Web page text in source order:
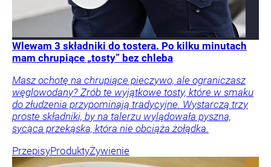
Wlewam 3 składniki do tostera. Po kilku minutach
mam chrupiące „tosty” bez chleba
Masz ochotę na chrupiące pieczywo, ale ograniczasz
węglowodany? Zrób te wyjątkowe tosty, które w smaku
do złudzenia przypominają tradycyjne. Wystarczą trzy
proste składniki, by na talerzu wylądowała pyszna,
sycąca przekąska, która nie obciąża żołądka.
PrzepisyProduktyŻywienie